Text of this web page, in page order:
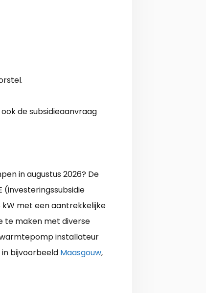
de subsidieaanvraag
in augustus 2026? De
(investeringssubsidie
kW met een aantrekkelijke
te maken met diverse
warmtepomp installateur
bijvoorbeeld Maasgouw,